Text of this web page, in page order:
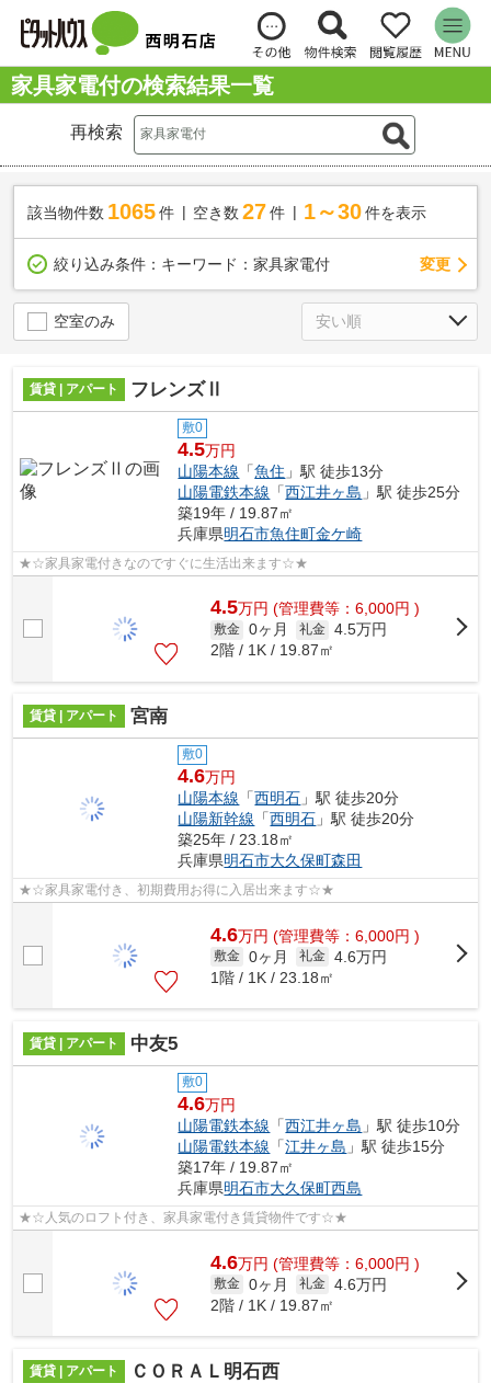
家具家電付の検索結果一覧
再検索
該当物件数 1065件 空き数 27 件 1～30 件を表示
絞り込み条件： キーワード：家具家電付 変更
空室のみ
賃貸 | アパート フレンズⅡ
敷0
4.5万円
山陽本線 「魚住 」駅 徒歩13分
山陽電鉄本線 「西江井ヶ島 」駅 徒歩25分
築19年 / 19.87㎡
兵庫県明石市魚住町金ケ崎
★☆家具家電付きなのですぐに生活出来ます☆★
4.5万円 (管理費等：6,000円 )
敷金 0ヶ月 礼金 4.5万円
2階 / 1K / 19.87㎡
賃貸 | アパート 宮南
敷0
4.6万円
山陽本線 「西明石 」駅 徒歩20分
山陽新幹線 「西明石 」駅 徒歩20分
築25年 / 23.18㎡
兵庫県明石市大久保町森田
★☆家具家電付き、初期費用お得に入居出来ます☆★
4.6万円 (管理費等：6,000円 )
敷金 0ヶ月 礼金 4.6万円
1階 / 1K / 23.18㎡
賃貸 | アパート 中友5
敷0
4.6万円
山陽電鉄本線 「西江井ヶ島 」駅 徒歩10分
山陽電鉄本線 「江井ヶ島 」駅 徒歩15分
築17年 / 19.87㎡
兵庫県明石市大久保町西島
★☆人気のロフト付き、家具家電付き賃貸物件です☆★
4.6万円 (管理費等：6,000円 )
敷金 0ヶ月 礼金 4.6万円
2階 / 1K / 19.87㎡
賃貸 | アパート ＣＯＲＡＬ明石西